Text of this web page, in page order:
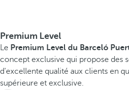
Premium Level
Le Premium Level du Barceló
concept exclusive qui propose des
d'excellente qualité aux clients en
supérieure et exclusive.